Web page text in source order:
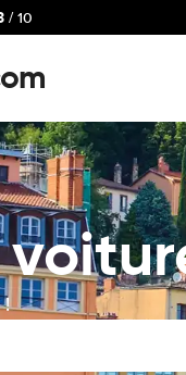
/ 10
!